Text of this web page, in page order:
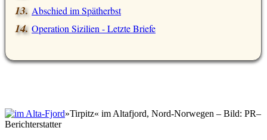
Abschied im Spätherbst
Operation Sizilien - Letzte Briefe
»Tirpitz« im Altafjord, Nord-Norwegen – Bild: PR–
Berichterstatter